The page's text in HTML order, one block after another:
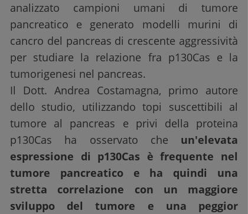
analizzato campioni umani di tumore
pancreatico e generato modelli murini di
cancro del pancreas di crescente aggressività
per studiare la relazione fra p130Cas e la
tumorigenesi nel pancreas.
Il Dott. Andrea Costamagna, primo autore
dello studio, utilizzando topi suscettibili al
tumore al pancreas e privi della proteina
p130Cas ha osservato che un'elevata
espressione di p130Cas è frequente nel
tumore pancreatico e ha quindi una
stretta correlazione con un maggiore
sviluppo del tumore e una peggior